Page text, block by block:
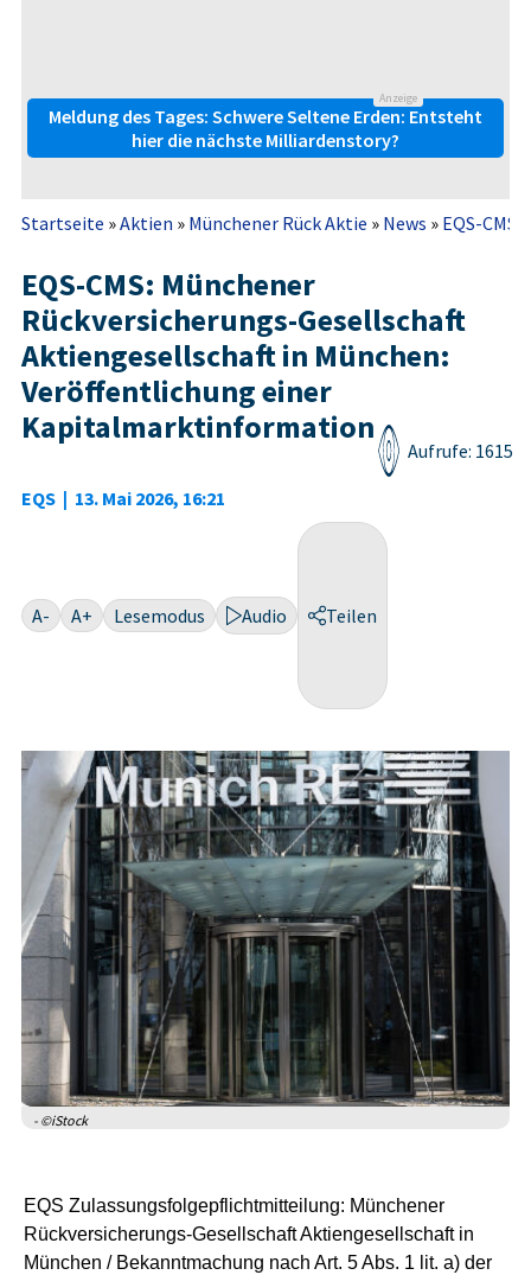
Anzeige
Meldung des Tages: Schwere Seltene Erden: Entsteht
hier die nächste Milliardenstory?
Startseite »Aktien » Münchener Rück Aktie » News » EQS-
EQS-CMS: Münchener
Rückversicherungs-Gesellschaft
Aktiengesellschaft in München:
Veröffentlichung einer
Kapitalmarktinformation
EQS | 13. Mai 2026, 16:21
Aufrufe: 1615
A- A+ Lesemodus Audio Teilen
- ©iStock
EQS Zulassungsfolgepflichtmitteilung: Münchener
Rückversicherungs-Gesellschaft Aktiengesellschaft in
München / Bekanntmachung nach Art. 5 Abs. 1 lit. a) der